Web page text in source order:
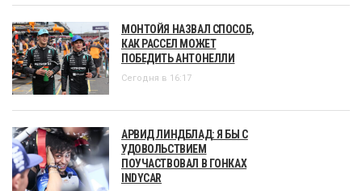
МОНТОЙЯ НАЗВАЛ СПОСОБ,
КАК РАССЕЛ МОЖЕТ
ПОБЕДИТЬ АНТОНЕЛЛИ
Сегодня в 16:17
АРВИД ЛИНДБЛАД: Я БЫ С
УДОВОЛЬСТВИЕМ
ПОУЧАСТВОВАЛ В ГОНКАХ
INDYCAR